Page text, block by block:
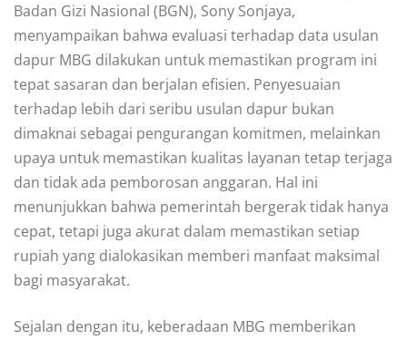
Badan Gizi Nasional (BGN), Sony Sonjaya,
menyampaikan bahwa evaluasi terhadap data usulan
dapur MBG dilakukan untuk memastikan program ini
tepat sasaran dan berjalan efisien. Penyesuaian
terhadap lebih dari seribu usulan dapur bukan
dimaknai sebagai pengurangan komitmen, melainkan
upaya untuk memastikan kualitas layanan tetap terjaga
dan tidak ada pemborosan anggaran. Hal ini
menunjukkan bahwa pemerintah bergerak tidak hanya
cepat, tetapi juga akurat dalam memastikan setiap
rupiah yang dialokasikan memberi manfaat maksimal
bagi masyarakat.
Sejalan dengan itu, keberadaan MBG memberikan